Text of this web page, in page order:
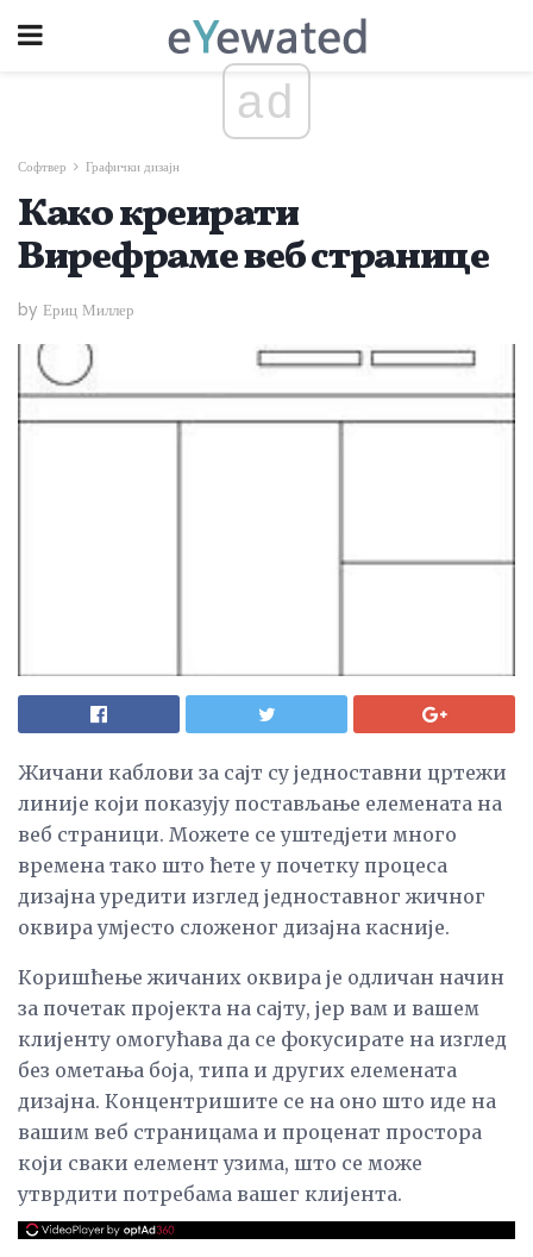
ad
Софтвер Графички дизајн
Како креирати
Вирефраме веб странице
by Ериц Миллер
Жичани каблови за сајт су једноставни цртежи
линије који показују постављање елемената на
веб страници. Можете се уштедјети много
времена тако што ћете у почетку процеса
дизајна уредити изглед једноставног жичног
оквира умјесто сложеног дизајна касније.
Коришћење жичаних оквира је одличан начин
за почетак пројекта на сајту, јер вам и вашем
клијенту омогућава да се фокусирате на изглед
без ометања боја, типа и других елемената
дизајна. Концентришите се на оно што иде на
вашим веб страницама и проценат простора
који сваки елемент узима, што се може
утврдити потребама вашег клијента.